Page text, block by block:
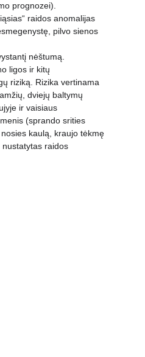
prognozei).
raidos anomalijas
pilvo sienos
nėštumą.
ligos ir kitų
riziką. Rizika vertinama
dviejų baltymų
ir vaisiaus
(sprando srities
kaulą, kraujo tėkmę
raidos